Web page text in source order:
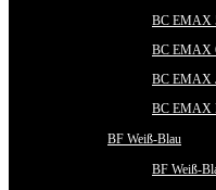
BC EMAX
BC EMAX
BC EMAX
BC EMAX
BF Weiß-Blau
BF Weiß-